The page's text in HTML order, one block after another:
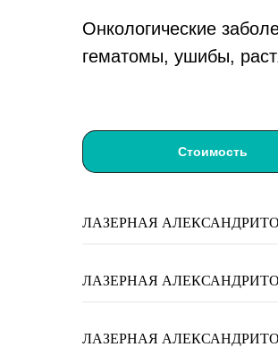
Онкологические
гематомы, ушибы,
Стоимость
ЛАЗЕРНАЯ
ЛАЗЕРНАЯ
ЛАЗЕРНАЯ